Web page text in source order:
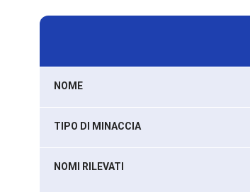
NOME
TIPO DI MINACCIA
NOMI RILEVATI